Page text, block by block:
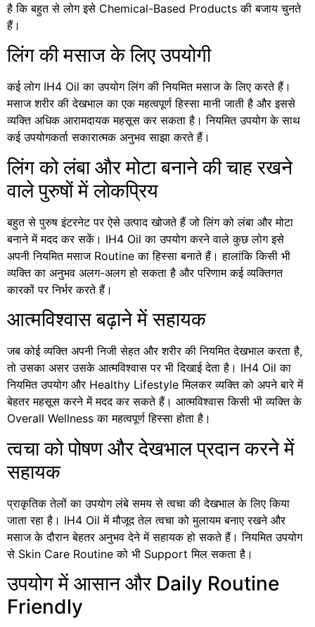
है कि बहुत से लोग इसे Chemical-Based Products की बजाय चुनते
हैं।
लिंग की मसाज के लिए उपयोगी
कई लोग IH4 Oil का उपयोग लिंग की नियमित मसाज के लिए करते हैं।
मसाज शरीर की देखभाल का एक महत्वपूर्ण हिस्सा मानी जाती है और इससे
व्यक्ति अधिक आरामदायक महसूस कर सकता है। नियमित उपयोग के साथ
कई उपयोगकर्ता सकारात्मक अनुभव साझा करते हैं।
लिंग को लंबा और मोटा बनाने की चाह रखने
वाले पुरुषों में लोकप्रिय
बहुत से पुरुष इंटरनेट पर ऐसे उत्पाद खोजते हैं जो लिंग को लंबा और मोटा
बनाने में मदद कर सकें। IH4 Oil का उपयोग करने वाले कुछ लोग इसे
अपनी नियमित मसाज Routine का हिस्सा बनाते हैं। हालांकि किसी भी
व्यक्ति का अनुभव अलग-अलग हो सकता है और परिणाम कई व्यक्तिगत
कारकों पर निर्भर करते हैं।
आत्मविश्वास बढ़ाने में सहायक
जब कोई व्यक्ति अपनी निजी सेहत और शरीर की नियमित देखभाल करता है,
तो उसका असर उसके आत्मविश्वास पर भी दिखाई देता है। IH4 Oil का
नियमित उपयोग और Healthy Lifestyle मिलकर व्यक्ति को अपने बारे में
बेहतर महसूस करने में मदद कर सकते हैं। आत्मविश्वास किसी भी व्यक्ति के
Overall Wellness का महत्वपूर्ण हिस्सा होता है।
त्वचा को पोषण और देखभाल प्रदान करने में
सहायक
प्राकृतिक तेलों का उपयोग लंबे समय से त्वचा की देखभाल के लिए किया
जाता रहा है। IH4 Oil में मौजूद तेल त्वचा को मुलायम बनाए रखने और
मसाज के दौरान बेहतर अनुभव देने में सहायक हो सकते हैं। नियमित उपयोग
से Skin Care Routine को भी Support मिल सकता है।
उपयोग में आसान और Daily Routine
Friendly